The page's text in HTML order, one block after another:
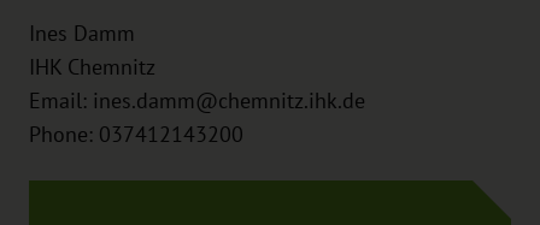
Ines Damm
IHK Chemnitz
Email: ines.damm@chemnitz.ihk.de
Phone: 037412143200